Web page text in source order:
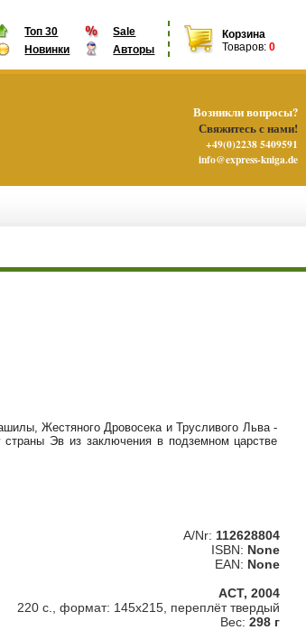
Топ 30
Sale
Новинки
Авторы
Корзина
Товаров: 0
Жестяного Дровосека и Трусливого Льва -
Эв из заключения в подземном царстве
A/Nr: 112628804
ISBN: None
EAN: None
АСТ, 2004
220 с., формат: 145х215, переплёт твердый
Вес: 298 г
Возникли вопросы?
Свяжитесь с нами!
+49(0)2238 5409591
info@express-kniga.de